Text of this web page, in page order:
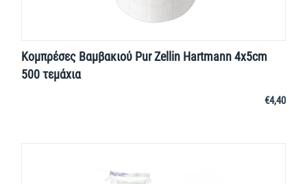
Κομπρέσες Βαμβακιού Pur Zellin Hartmann 4x5cm
500 τεμάχια
€4,40